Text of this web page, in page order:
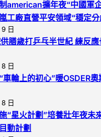
american擴年夜“中國軍
工廠直營平安領域“穩定
日
膳歲打乒乓半世紀 練反
日
車輪上的初心”暖OSDER
日
“星火計劃”培養壯年夜未
動計劃